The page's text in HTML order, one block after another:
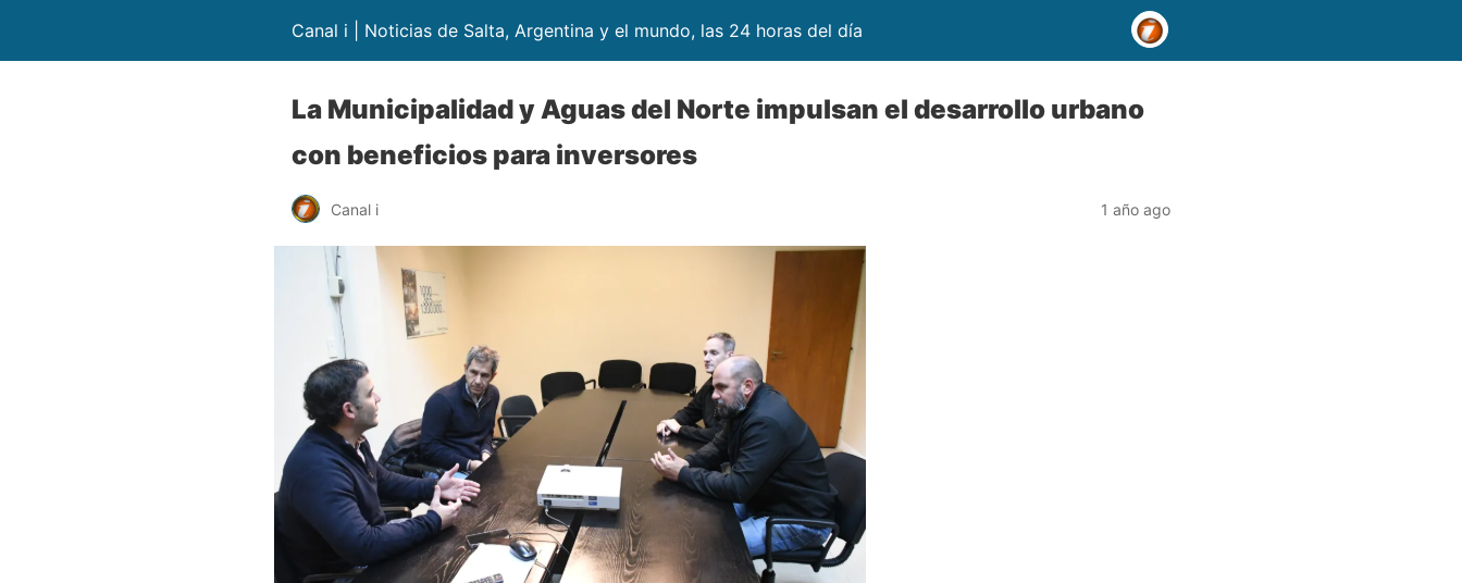
Canal i | Noticias de Salta, Argentina y el mundo, las 24 horas del día
La Municipalidad y Aguas del Norte impulsan el desarrollo urbano
con beneficios para inversores
Canal i 1 año ago